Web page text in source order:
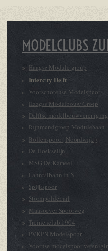
MODELCLUBS
Haagse Module group
Intercity Delft
Voorschotense Modelspoor
Haagse Modelbouw Groep
Delftse modelbouwvereniging
Rijnmondgroep Modulebaan
Bollenspoor ( Noordwijk )
De Hoekselijn
MSG De Kameel
Lahntalbahn in N
Spijkspoor
Stormpolderrail
Maasoever Spoorweg
Treinenclub 1904
PVKPN Modelspoor
Voornse modelspoor